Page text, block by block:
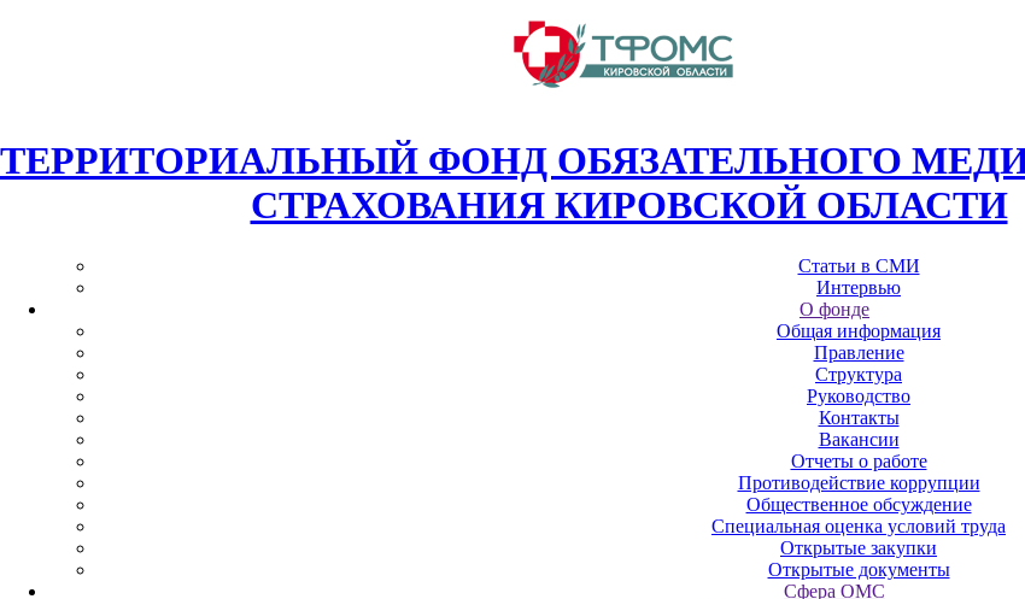
ТЕРРИТОРИАЛЬНЫЙ ФОНД ОБЯЗАТЕЛЬНОГО
СТРАХОВАНИЯ КИРОВСКОЙ ОБЛАСТИ
Статьи в СМИ
Интервью
О фонде
Общая информация
Правление
Структура
Руководство
Контакты
Вакансии
Отчеты о работе
Противодействие коррупции
Общественное обсуждение
Специальная оценка условий труда
Открытые закупки
Открытые документы
Сфера ОМС